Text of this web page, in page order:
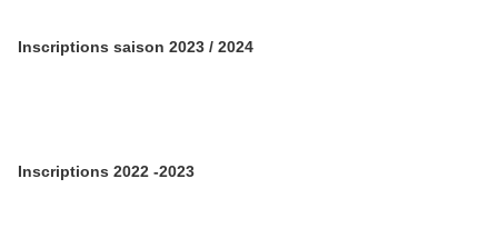
Inscriptions saison 2023 / 2024
Inscriptions 2022 -2023